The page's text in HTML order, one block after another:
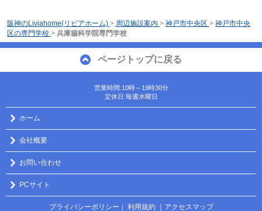
阪神のLiviahome(リビアホーム) > 周辺施設案内 > 神戸市中央区 > 神戸市中央
区の専門学校 > 兵庫歯科学院専門学校
ページトップに戻る
営業時間:10時～19時30分
定休日:毎週水曜日
ホーム
会社概要
お問い合わせ
PCサイト
プライバシーポリシー ｜ 利用規約 ｜アクセスマップ